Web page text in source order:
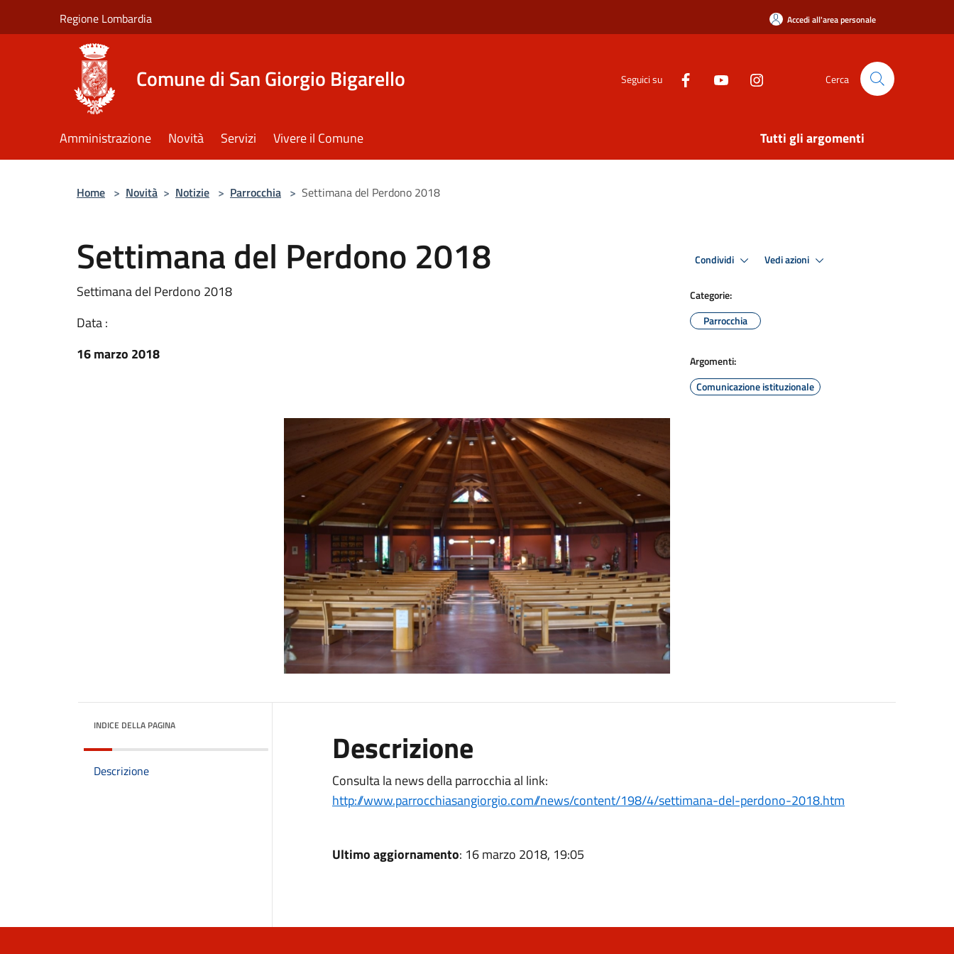
Regione Lombardia Accedi all'area personale
Comune di San Giorgio Bigarello Seguici su Cerca
Amministrazione Novità Servizi Vivere il Comune Tutti gli argomenti
Home > Novità > Notizie > Parrocchia > Settimana del Perdono 2018
Settimana del Perdono 2018
Settimana del Perdono 2018
Data :
16 marzo 2018
Condividi Vedi azioni
Categorie:
Parrocchia
Argomenti:
Comunicazione istituzionale
INDICE DELLA PAGINA
Descrizione
Descrizione
Consulta la news della parrocchia al link:
http://www.parrocchiasangiorgio.com//news/content/198/4/settimana-del-perdono-2018.htm
Ultimo aggiornamento: 16 marzo 2018, 19:05